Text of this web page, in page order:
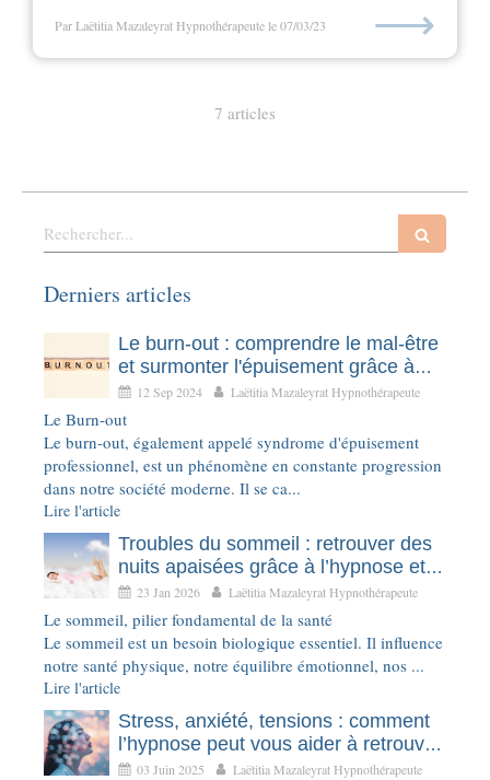
Par Laëtitia Mazaleyrat Hypnothérapeute le 07/03/23 ⟶
7 articles
Rechercher
Derniers articles
Le burn-out : comprendre le mal-être
et surmonter l'épuisement grâce à
l'hypnothérapie
12 Sep 2024 Laëtitia Mazaleyrat Hypnothérapeute
Le Burn-out
Le burn-out, également appelé syndrome d'épuisement
professionnel, est un phénomène en constante progression
dans notre société moderne. Il se ca...
Lire l'article
Troubles du sommeil : retrouver des
nuits apaisées grâce à l’hypnose et
l’EMDR
23 Jan 2026 Laëtitia Mazaleyrat Hypnothérapeute
Le sommeil, pilier fondamental de la santé
Le sommeil est un besoin biologique essentiel. Il influence
notre santé physique, notre équilibre émotionnel, nos ...
Lire l'article
Stress, anxiété, tensions : comment
l’hypnose peut vous aider à retrouver
le calme intérieur
03 Juin 2025 Laëtitia Mazaleyrat Hypnothérapeute